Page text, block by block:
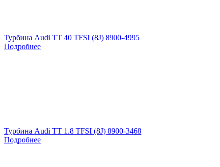
Турбина Audi TT 40 TFSI (8J) 8900-4995
Подробнее
Турбина Audi TT 1.8 TFSI (8J) 8900-3468
Подробнее